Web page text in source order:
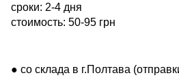
сроки: 2-4 дня
стоимость: 50-95 грн
● со склада в г.Полтава